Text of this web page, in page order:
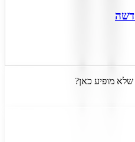
שלא מופיע כאן?